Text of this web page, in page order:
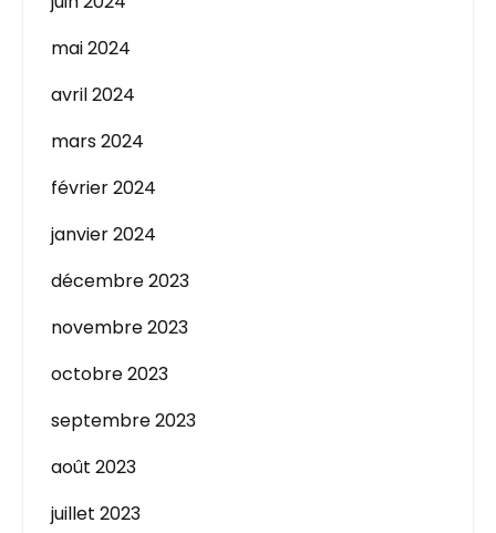
mai 2024
avril 2024
mars 2024
février 2024
janvier 2024
décembre 2023
novembre 2023
octobre 2023
septembre 2023
août 2023
juillet 2023